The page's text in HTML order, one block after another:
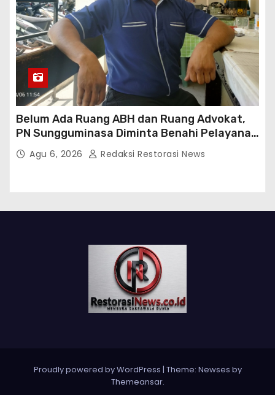
Belum Ada Ruang ABH dan Ruang Advokat,
PN Sungguminasa Diminta Benahi Pelayanan
PublikAgu 6, 2026 Redaksi Restorasi News
Proudly powered by WordPress | Theme: Newses by
Themeansar.